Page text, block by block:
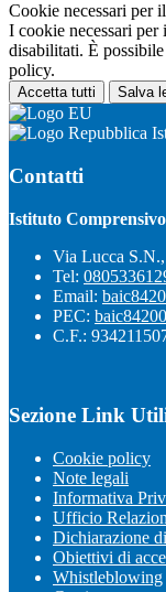
Cookie necessari per
I cookie necessari per
disabilitati. È
policy.
Accetta tutti Salva
Contatti
Istituto
Via Lucca
Tel:
Email:
PEC:
C.F.:
Sezione Link
Cookie policy
Note legali
Informativa
Ufficio
Dichiarazione
Obiettivi di
Whistleblowing